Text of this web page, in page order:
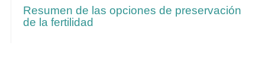
Resumen de las opciones de preservación
de la fertilidad